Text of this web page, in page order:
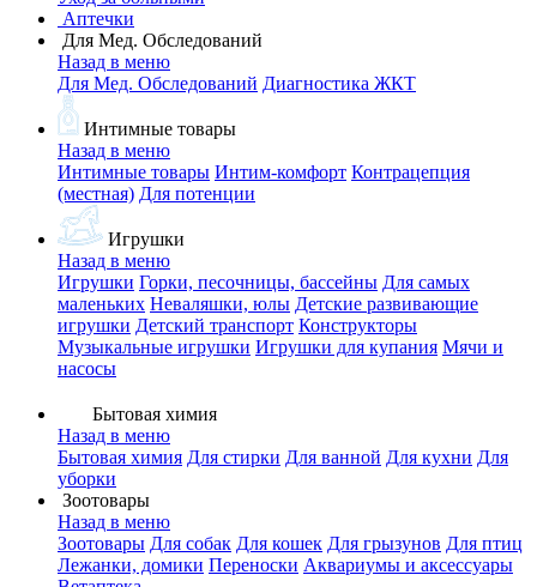
Аптечки
Для Мед. Обследований
Назад в меню
Для Мед. Обследований Диагностика ЖКТ
Интимные товары
Назад в меню
Интимные товары Интим-комфорт Контрацепция
(местная) Для потенции
Игрушки
Назад в меню
Игрушки Горки, песочницы, бассейны Для самых
маленьких Неваляшки, юлы Детские развивающие
игрушки Детский транспорт Конструкторы
Музыкальные игрушки Игрушки для купания Мячи и
насосы
Бытовая химия
Назад в меню
Бытовая химия Для стирки Для ванной Для кухни Для
уборки
Зоотовары
Назад в меню
Зоотовары Для собак Для кошек Для грызунов Для птиц
Лежанки, домики Переноски Аквариумы и аксессуары